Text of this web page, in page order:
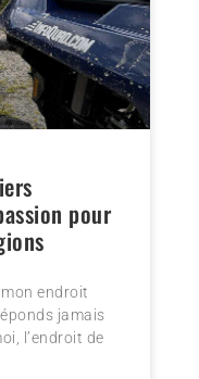
pour
endroit
jamais
l’endroit de